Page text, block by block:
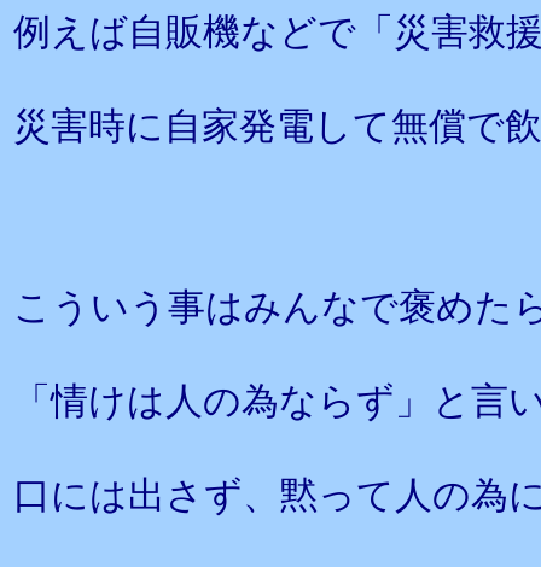
例えば自販機などで「災害救
災害時に自家発電して無償で
こういう事はみんなで褒めた
「情けは人の為ならず」と言
口には出さず、黙って人の為